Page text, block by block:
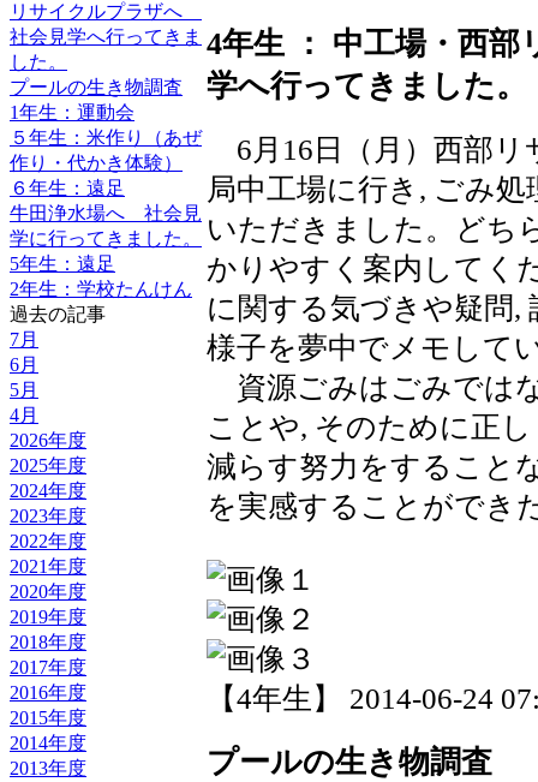
リサイクルプラザへ
社会見学へ行ってきま
した。
プールの生き物調査
1年生：運動会
５年生：米作り（あぜ
作り・代かき体験）
６年生：遠足
牛田浄水場へ 社会見
学に行ってきました。
5年生：遠足
2年生：学校たんけん
過去の記事
7月
6月
5月
4月
2026年度
2025年度
2024年度
2023年度
2022年度
2021年度
2020年度
2019年度
2018年度
2017年度
2016年度
2015年度
2014年度
2013年度
4年生 ： 中工場・西
学へ行ってきました。
6月16日（月）西部リ
局中工場に行き, ごみ
いただきました。どち
かりやすく案内してく
に関する気づきや疑問,
様子を夢中でメモして
資源ごみはごみでは
ことや, そのために正
減らす努力をすること
を実感することができ
【4年生】 2014-06-24
プールの生き物調査